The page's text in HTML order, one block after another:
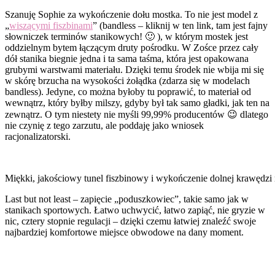
Szanuję Sophie za wykończenie dołu mostka. To nie jest model z
„wiszącymi fiszbinami” (bandless – kliknij w ten link, tam jest fajny
słowniczek terminów stanikowych! 🙂 ), w którym mostek jest
oddzielnym bytem łączącym druty pośrodku. W Zośce przez cały
dół stanika biegnie jedna i ta sama taśma, która jest opakowana
grubymi warstwami materiału. Dzięki temu środek nie wbija mi się
w skórę brzucha na wysokości żołądka (zdarza się w modelach
bandless). Jedyne, co można byłoby tu poprawić, to materiał od
wewnątrz, który byłby milszy, gdyby był tak samo gładki, jak ten na
zewnątrz. O tym niestety nie myśli 99,99% producentów 😉 dlatego
nie czynię z tego zarzutu, ale poddaję jako wniosek
racjonalizatorski.
Miękki, jakościowy tunel fiszbinowy i wykończenie dolnej krawędzi
Last but not least – zapięcie „poduszkowiec”, takie samo jak w
stanikach sportowych. Łatwo uchwycić, łatwo zapiąć, nie gryzie w
nic, cztery stopnie regulacji – dzięki czemu łatwiej znaleźć swoje
najbardziej komfortowe miejsce obwodowe na dany moment.